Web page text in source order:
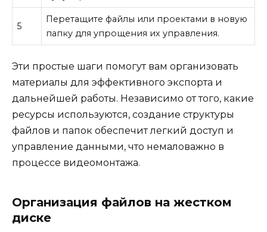
5
Перетащите файлы или проектами в новую
папку для упрощения их управления.
Эти простые шаги помогут вам организовать
материалы для эффективного экспорта и
дальнейшей работы. Независимо от того, какие
ресурсы используются, создание структуры
файлов и папок обеспечит легкий доступ и
управление данными, что немаловажно в
процессе видеомонтажа.
Организация файлов на жестком
диске